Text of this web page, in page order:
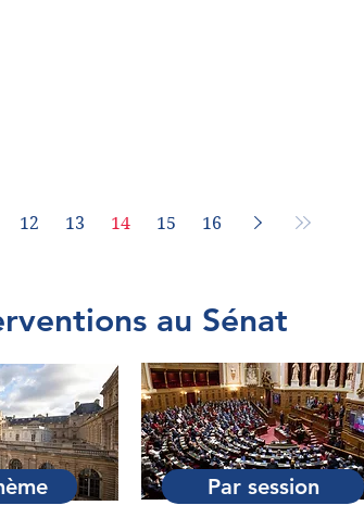
12 13 14 15 16
au Sénat
Par session